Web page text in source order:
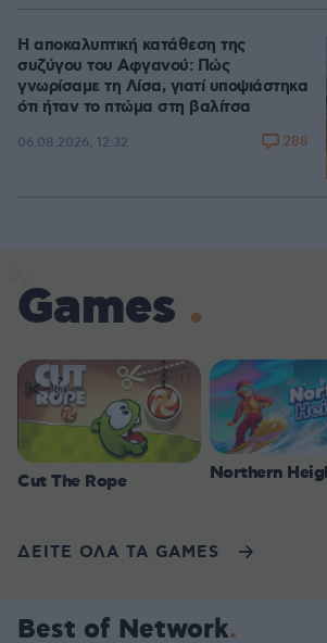
Η αποκαλυπτική κατάθεση της
συζύγου του Αφγανού: Πώς
γνωρίσαμε τη Λίσα, γιατί υποψιάστηκα
ότι ήταν το πτώμα στη βαλίτσα
06.08.2026, 12:32 288
Games
Cut The Rope Northern
ΔΕΙΤΕ ΟΛΑ ΤΑ GAMES
Best of Network